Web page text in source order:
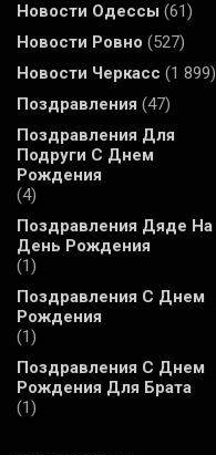
Новости Одессы (61)
Новости Ровно (527)
Новости Черкасс (1 899)
Поздравления (47)
Поздравления Для
Подруги С Днем
Рождения
(4)
Поздравления Дяде На
День Рождения
(1)
Поздравления С Днем
Рождения
(1)
Поздравления С Днем
Рождения Для Брата
(1)